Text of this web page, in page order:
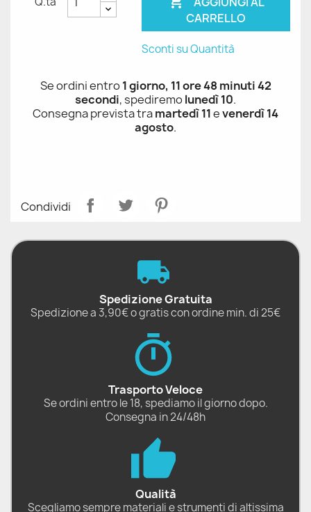
CARRELLO
Sconti su Quantità
Se ordini entro1 giorno, 11 ore 48 minuti 42
secondi, spediremolunedì 10.
Consegna prevista tramartedì 11evenerdì 14
agosto.
Condividi
Spedizione Gratuita
Spedizione a 3,90€ o gratis con ordine min. di 25€
Trasporto Veloce
Se ordini entro le 18, spediamo il giorno dopo.
Consegna in 24/48h
Qualità
Scegliamo sempre materiali e strumenti di altissima